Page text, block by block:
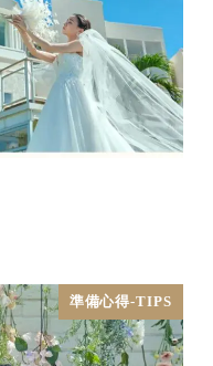
準備心得-TIPS